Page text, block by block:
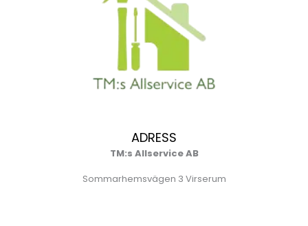
ADRESS
TM:s Allservice AB
Sommarhemsvägen 3 Virserum